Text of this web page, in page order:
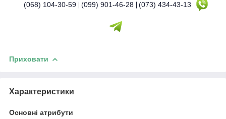
(068) 104-30-59 (099) 901-46-28 (073) 434-43-13
Приховати
Характеристики
Основні атрибути